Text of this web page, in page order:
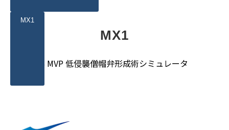
MX1
MICS MVP 低侵襲僧帽弁形成術シミュレータ
MX1